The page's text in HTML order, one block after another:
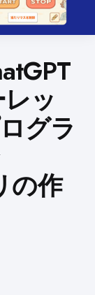
ッ
グラ
の作